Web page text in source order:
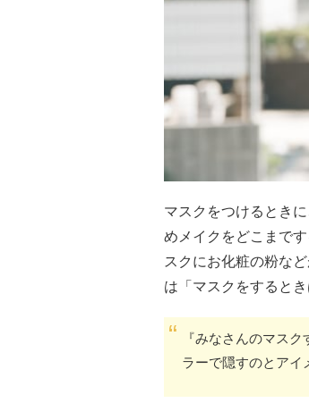
マスクをつけるとき
めメイクをどこまで
スクにお化粧の粉な
は「マスクをすると
『みなさんのマス
ラーで隠すのとアイ